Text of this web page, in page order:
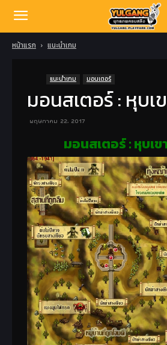
หน้าแรก แนะนำเกม
แนะนำเกม มอนเตอร์
มอนสเตอร์ : หุบเ
พฤษภาคม 22, 2017
มอนสเตอร์ : หุบเข